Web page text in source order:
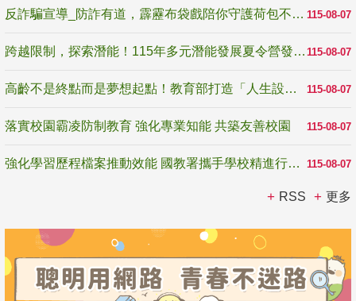
115-08-07
反詐騙宣導_防詐有道，霹靂布袋戲陪你守護荷包不受騙
115-08-07
跨越限制，探索潛能！115年多元潛能發展夏令營發掘生命無限可能
115-08-07
高齡不是終點而是夢想起點！教育部打造「人生設計夢工場」 參展第3屆高齡健康產業博覽會
115-08-07
落實校園霸凌防制教育 強化專業知能 共築友善校園
115-08-07
強化學習歷程檔案推動效能 國教署攜手學校精進行政與教學支持
RSS 更多